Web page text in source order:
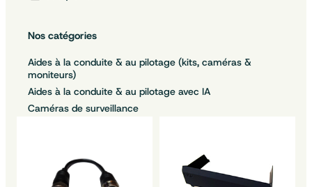
Nos catégories
Aides à la conduite & au pilotage (kits, caméras &
moniteurs)
Aides à la conduite & au pilotage avec IA
Caméras de surveillance